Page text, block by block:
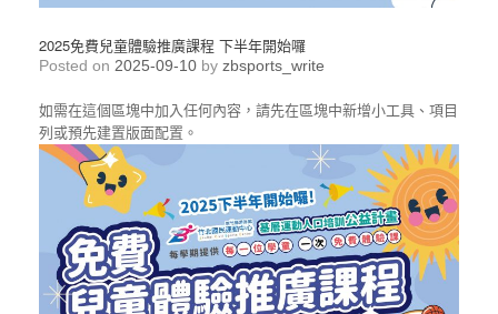
2025免費兒童體驗推廣課程 下半年開始囉
Posted on 2025-09-10 by zbsports_write
如需在這個區塊中加入任何內容，請先在區塊中新增小工具、項目
列或預先建置版面配置。